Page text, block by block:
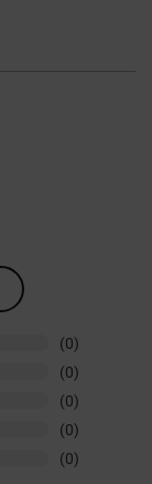
(0)
(0)
(0)
(0)
(0)